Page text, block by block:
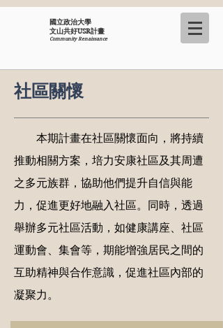
國立政治大學
​文山共好USR計畫
Community Renaissance
​社區關懷
本期計畫在社區關懷面向，將持續
推動相關方案，培力安康社區及其周遭
之多元族群，協助他們提升自信與能
力，促進更好地融入社區。同時，透過
舉辦多元社區活動，如健康講座、社區
運動會、集會等，期能增強居民之間的
互助精神與合作意識，促進社區內部的
凝聚力。